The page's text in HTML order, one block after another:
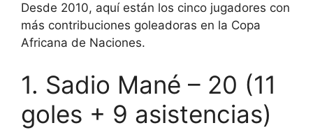
Desde 2010, aquí están los cinco jugadores con
más contribuciones goleadoras en la Copa
Africana de Naciones.
1. Sadio Mané – 20 (11
goles + 9 asistencias)